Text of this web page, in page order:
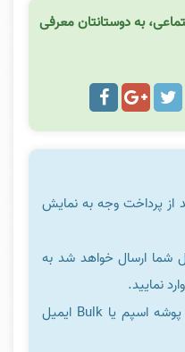
به دوستانتان معرفی
از پرداخت وجه به نمایش
شما ارسال خواهد شد به
نمایید.
ممکن است ایمیل ارسالی به پوشه اسپم یا Bulk ایمیل